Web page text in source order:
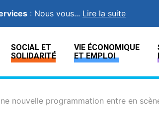
: Nous vous... Lire la suite
SOCIAL ET
SOLIDARITÉ
VIE ÉCONOMIQUE
ET EMPLOI
nouvelle programmation entre en